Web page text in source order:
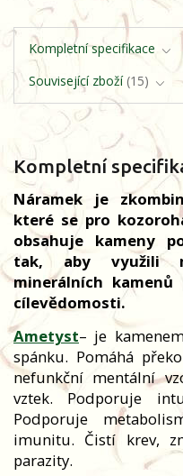
Kompletní specifikace
Související zboží 15
Kompletní
Náramek je
které se pro
obsahuje kameny
tak, aby využili
minerálních
cílevědomosti.
Ametyst– je
spánku. Pomáhá
nefunkční mentální
vztek. Podporuje
Podporuje
imunitu. Čistí krev,
parazity.